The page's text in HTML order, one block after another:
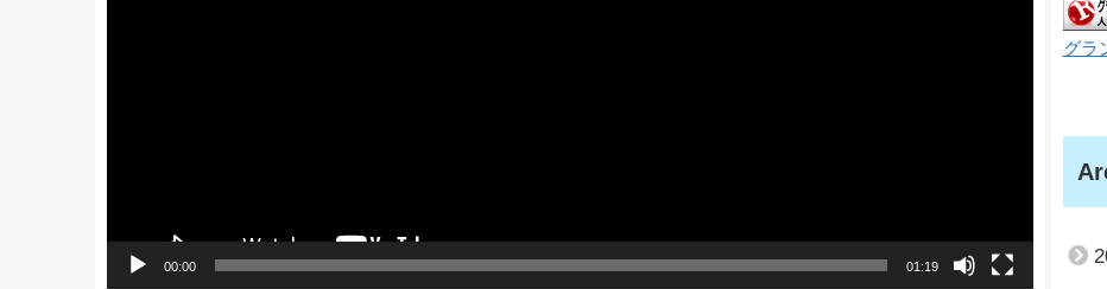
00:00 01:19
グラ